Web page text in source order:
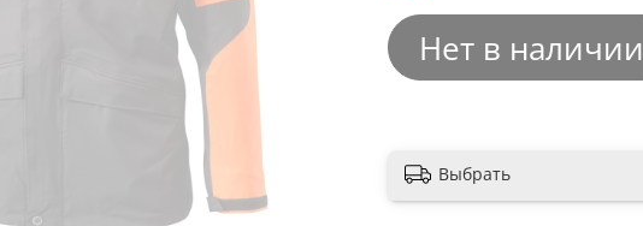
Нет в наличии
Выбрать